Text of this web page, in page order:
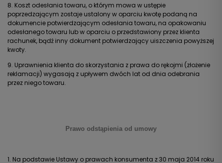
8. Koszt odesłania towaru, o którym mowa w ustępie
poprzedzającym zostaje ustalony w oparciu kwotę podaną na
dokumencie potwierdzającym odesłania towaru, na opakowaniu
odesłanego towaru lub w oparciu o przedstawiony przez klienta
rachunek, bądź inny dokument potwierdzający uiszczenia powyższej
kwoty.
9. Uprawnienia klienta do skorzystania z prawa do rękojmi (złożenie
reklamacji) wygasają z upływem dwóch lat od dnia odebrania
przez niego towaru.
Prawo odstąpienia od umowy
1. Na podstawie Ustawy o prawach konsumenta z 30 maja 2014 roku